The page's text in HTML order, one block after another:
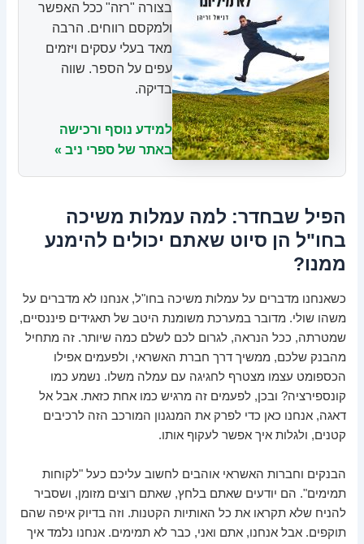
בצורה "רזה" ככל האפשר
ולמקסם רווחים. הרבה
מאד בעלי עסקים ויזמים
עפים על הספר. שווה
בדיקה.
למידע נוסף ורכישה
באתר של ספרי ניב »
הפיל שבחדר: למה עמלות משיכה
בחו"ל הן סיוט שאתם יכולים להימנע
ממנו?
כשאנחנו מדברים על עמלות משיכה בחו"ל, אנחנו לא מדברים על
משהו שולי. מדובר במערכת משומנת היטב של תאגידים פיננסיים,
שמטרתה, ככל הנראה, לגרום לכם לשלם כמה שיותר. זה מתחיל
מהבנק שלכם, ממשיך דרך חברת האשראי, ולפעמים אפילו
הכספומט עצמו מצטרף לחגיגה עם עמלה משלו. נשמע כמו
קונספירציה? ובכן, לפעמים זה מרגיש כמו אחת כזאת. אבל אל
דאגה, אנחנו כאן כדי לפרק את המנגנון המורכב הזה לרכיבים
קטנים, ולגלות איך אפשר לעקוף אותו.
הבנקים וחברות האשראי אוהבים לחשוב עליכם כעל "לקוחות
תמימים". הם יודעים שאתם בלחץ, שאתם רוצים מזומן, ושסביר
להניח שלא תקראו את כל האותיות הקטנות. וזה בדיוק איפה שהם
תוקפים. אבל אנחנו, אתם ואני, כבר לא תמימים. אנחנו נלמד איך